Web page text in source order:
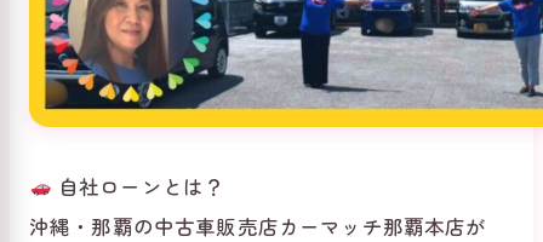
自社ローンとは？
沖縄・那覇の中古車販売店カーマッチ那覇本店が